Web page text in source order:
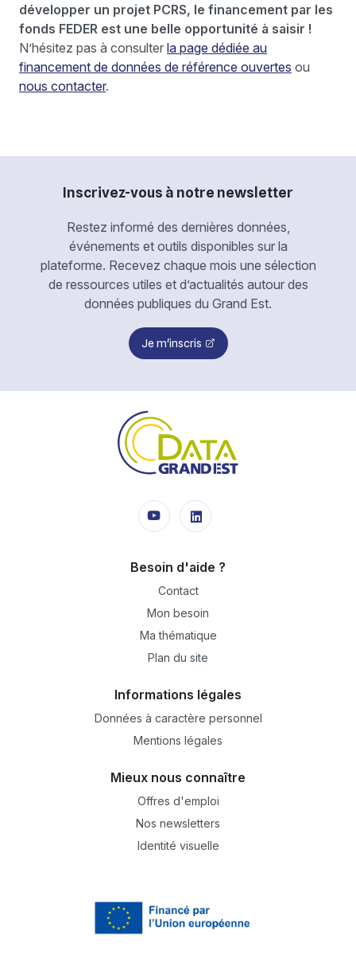
développer un projet PCRS, le financement par les
fonds FEDER est une belle opportunité à saisir !
N’hésitez pas à consulter la page dédiée au
financement de données de référence ouvertes ou
nous contacter.
Inscrivez-vous à notre newsletter
Restez informé des dernières données,
événements et outils disponibles sur la
plateforme. Recevez chaque mois une sélection
de ressources utiles et d’actualités autour des
données publiques du Grand Est.
Je m'inscris
Besoin d'aide ?
Contact
Mon besoin
Ma thématique
Plan du site
Informations légales
Données à caractère personnel
Mentions légales
Mieux nous connaître
Offres d'emploi
Nos newsletters
Identité visuelle